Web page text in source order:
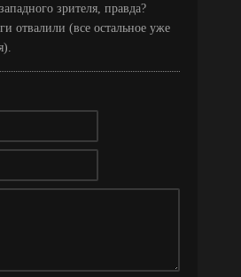
зрителя, правда?
отвалили (все остальное уже